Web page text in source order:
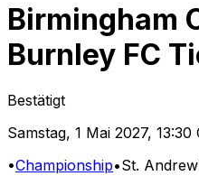
Birmingham
Burnley FC
Bestätigt
Samstag, 1 Mai 2027, 13:30
•Championship•St.